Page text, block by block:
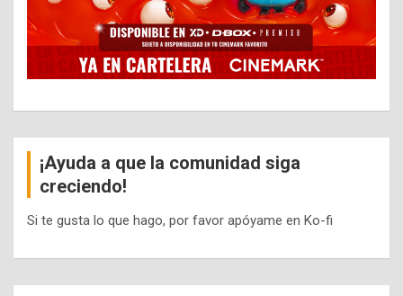
¡Ayuda a que la comunidad siga
creciendo!
Si te gusta lo que hago, por favor apóyame en Ko-fi